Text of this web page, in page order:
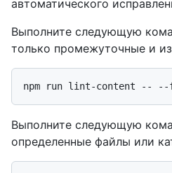
автоматического
Выполните следующую
только промежуточные и
Выполните следующую
определенные файлы или